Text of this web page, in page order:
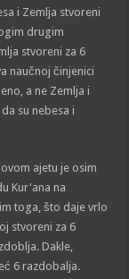
i Zemlja stvoreni
drugim
stvoreni za 6
naučnoj činjenici
a ne Zemlja i
su nebesa i
ajetu je osim
Kur'ana na
toga, što daje vrlo
stvoreni za 6
Dakle,
6 razdobalja.